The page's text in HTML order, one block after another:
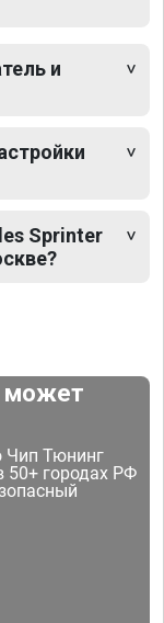
и
Sprinter
может
Чип Тюнинг
50+ городах РФ